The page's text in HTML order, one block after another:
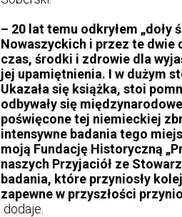
– 20 lat temu odkryłem „doły
Nowaszyckich i przez te dwie
czas, środki i zdrowie dla
jej upamiętnienia. I w dużym
Ukazała się książka, stoi
odbywały się
poświęcone tej niemieckiej
intensywne badania tego
moją Fundację Historyczną
naszych Przyjaciół ze
badania, które przyniosły
zapewne w przyszłości
dodaje.